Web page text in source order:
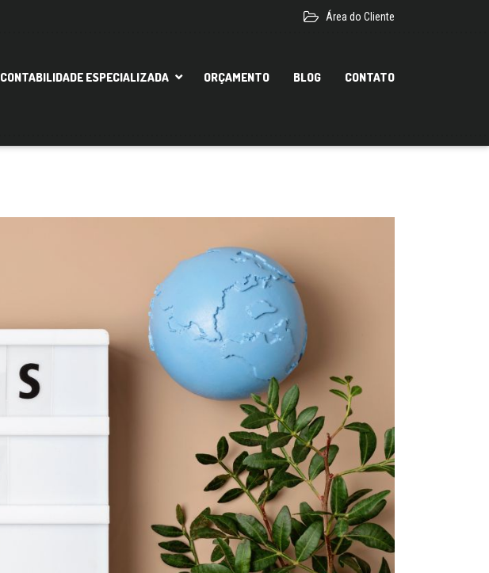
Área do Cliente
CONTABILIDADE ESPECIALIZADA ORÇAMENTO BLOG CONTATO